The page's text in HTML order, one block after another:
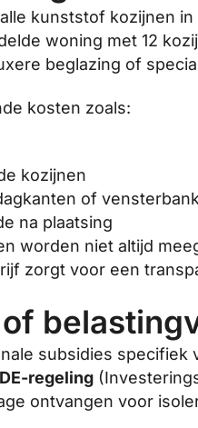
kunststof kozijnen
woning met 12
beglazing of
kosten zoals:
kozijnen
of
na plaatsing
worden niet altijd
zorgt voor een
subsidies
regeling
ontvangen voor